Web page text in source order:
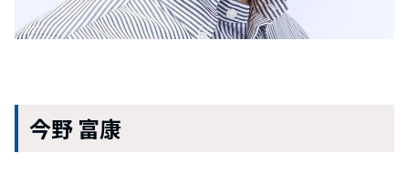
今野 富康